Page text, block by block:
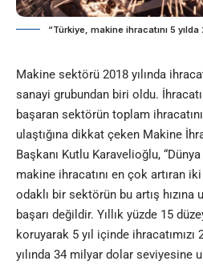
“Türkiye, makine ihracatını 5 yılda
Makine sektörü 2018 yılında
sanayi grubundan biri oldu.
başaran sektörün toplam
ulaştığına dikkat çeken Makine
Başkanı Kutlu Karavelioğlu,
makine ihracatını en çok artıran
odaklı bir sektörün bu artış hızına
başarı değildir. Yıllık yüzde 15
koruyarak 5 yıl içinde ihracatımızı
yılında 34 milyar dolar seviyesine